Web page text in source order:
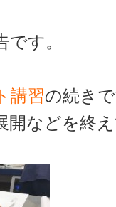
す。
講習の続き
開などを終